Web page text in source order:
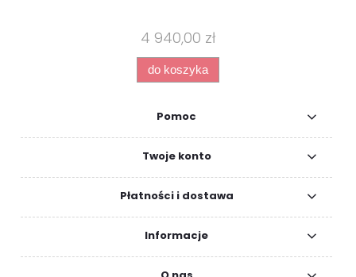
4 940,00 zł
do koszyka
Pomoc
Twoje konto
Płatności i dostawa
Informacje